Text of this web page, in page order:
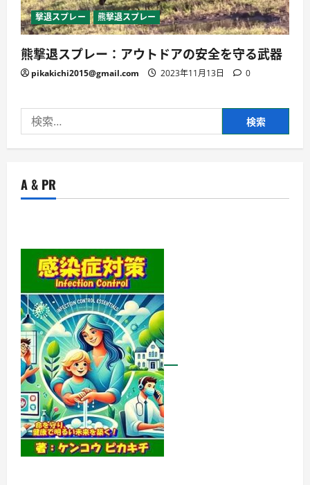
撃退スプレー 熊撃退スプレー
熊撃退スプレー：アウトドアの安全を守る武器
pikakichi2015@gmail.com 2023年11月13日 0
索:
A & PR